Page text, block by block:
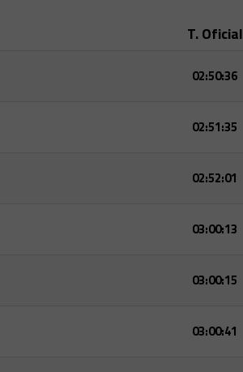
T. Oficial
02:50:36
02:51:35
02:52:01
03:00:13
03:00:15
03:00:41